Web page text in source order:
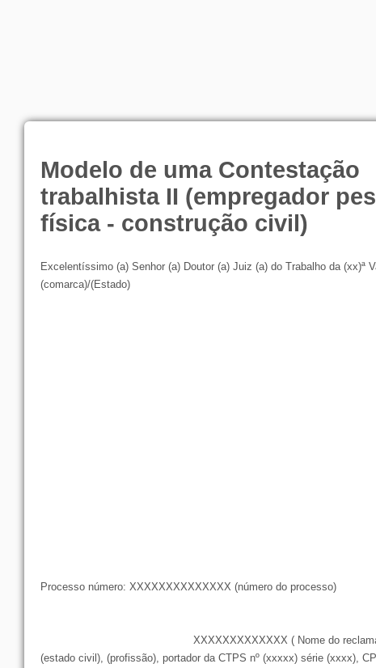
Modelo de uma Contestação
trabalhista II (empregador
física - construção civil)
Excelentíssimo (a) Senhor (a) Doutor (a) Juiz (a) do Trabalho da (xx)ª
(comarca)/(Estado)
Processo número: XXXXXXXXXXXXXX (número do processo)
XXXXXXXXXXXXX ( Nome do
(estado civil), (profissão), portador da CTPS nº (xxxxx) série (xxxx),